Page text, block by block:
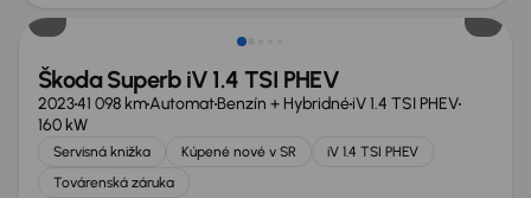
Škoda Superb iV 1.4 TSI PHEV
202341 098 kmAutomatBenzín + HybridnéiV 1.4 TSI PHEV
160 kW
Servisná knižka Kúpené nové v SR
iV 1.4 TSI PHEV
Továrenská záruka